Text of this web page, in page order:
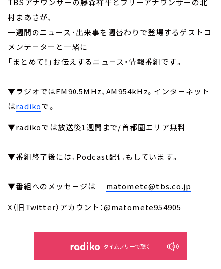
TBSアナウンサーの藤森祥平とフリーアナウンサーの北
村まあさが、
一週間のニュース・出来事を週替わりで登場するゲストコ
メンテーターと一緒に
「まとめて！」お伝えするニュース・情報番組です。
▼ラジオではFM90.5MHz、AM954kHz。インターネット
はradikoで。
▼radikoでは放送後1週間まで/首都圏エリア無料
▼番組終了後には、Podcast配信もしています。
▼番組へのメッセージは matomete@tbs.co.jp
X（旧Twitter）アカウント：@matomete954905
タイムフリーで聴く